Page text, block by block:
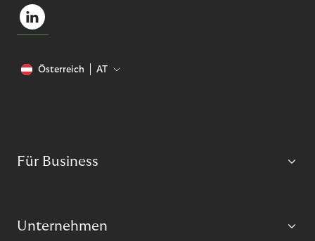
Österreich AT
Für Business
Unternehmen